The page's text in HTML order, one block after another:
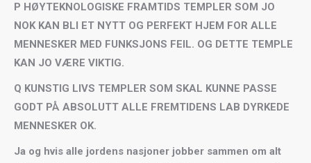
P HØYTEKNOLOGISKE FRAMTIDS TEMPLER SOM JO
NOK KAN BLI ET NYTT OG PERFEKT HJEM FOR ALLE
MENNESKER MED FUNKSJONS FEIL. OG DETTE TEMPLE
KAN JO VÆRE VIKTIG.
Q KUNSTIG LIVS TEMPLER SOM SKAL KUNNE PASSE
GODT PÅ ABSOLUTT ALLE FREMTIDENS LAB DYRKEDE
MENNESKER OK.
Ja og hvis alle jordens nasjoner jobber sammen om alt